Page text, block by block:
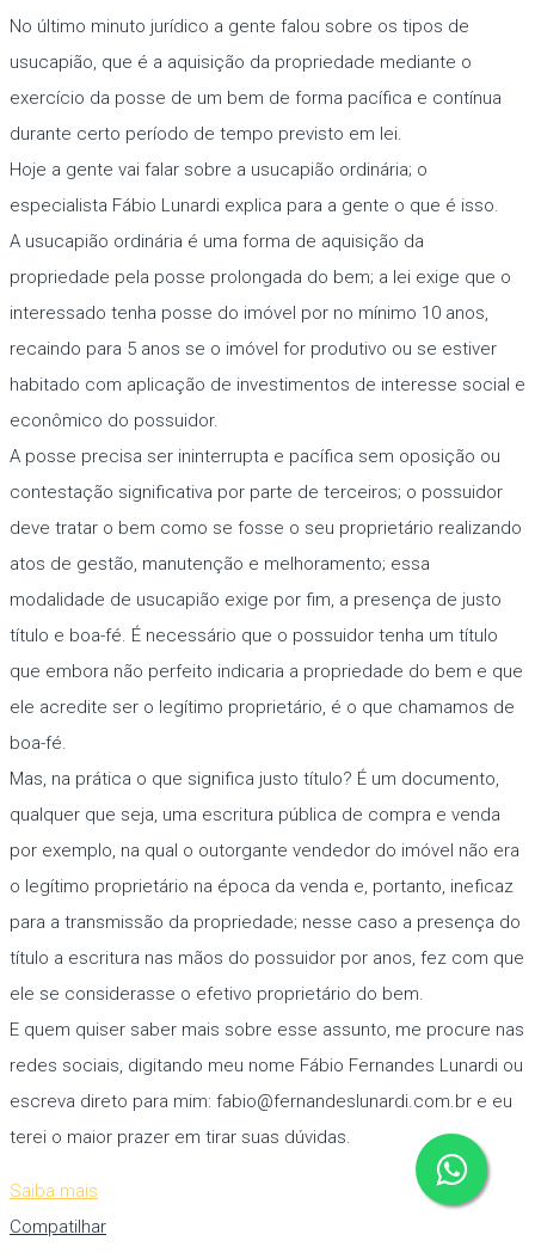
No último minuto jurídico a gente falou sobre os tipos de
usucapião, que é a aquisição da propriedade mediante o
exercício da posse de um bem de forma pacífica e contínua
durante certo período de tempo previsto em lei.
Hoje a gente vai falar sobre a usucapião ordinária; o
especialista Fábio Lunardi explica para a gente o que é isso.
A usucapião ordinária é uma forma de aquisição da
propriedade pela posse prolongada do bem; a lei exige que o
interessado tenha posse do imóvel por no mínimo 10 anos,
recaindo para 5 anos se o imóvel for produtivo ou se estiver
habitado com aplicação de investimentos de interesse social e
econômico do possuidor.
A posse precisa ser ininterrupta e pacífica sem oposição ou
contestação significativa por parte de terceiros; o possuidor
deve tratar o bem como se fosse o seu proprietário realizando
atos de gestão, manutenção e melhoramento; essa
modalidade de usucapião exige por fim, a presença de justo
título e boa-fé. É necessário que o possuidor tenha um título
que embora não perfeito indicaria a propriedade do bem e que
ele acredite ser o legítimo proprietário, é o que chamamos de
boa-fé.
Mas, na prática o que significa justo título? É um documento,
qualquer que seja, uma escritura pública de compra e venda
por exemplo, na qual o outorgante vendedor do imóvel não era
o legítimo proprietário na época da venda e, portanto, ineficaz
para a transmissão da propriedade; nesse caso a presença do
título a escritura nas mãos do possuidor por anos, fez com que
ele se considerasse o efetivo proprietário do bem.
E quem quiser saber mais sobre esse assunto, me procure nas
redes sociais, digitando meu nome Fábio Fernandes Lunardi ou
escreva direto para mim: fabio@fernandeslunardi.com.br e eu
terei o maior prazer em tirar suas dúvidas.
Saiba mais
Compatilhar